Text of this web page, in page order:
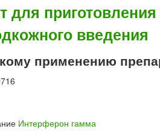
приготовления
введения
применению
Интерферон гамма